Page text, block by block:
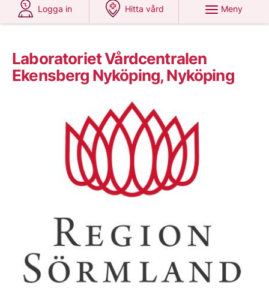
Logga in
Hitta vård
Meny
Laboratoriet Vårdcentralen
Ekensberg Nyköping, Nyköping